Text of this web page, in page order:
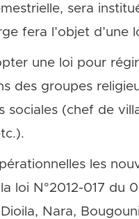
sera
fera l’objet d’une
une loi pour
des groupes
sociales (chef de
les
loi N°2012-017 du
Nara,